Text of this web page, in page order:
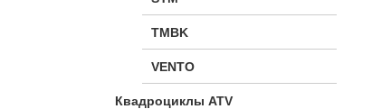
TMBK
VENTO
Квадроциклы ATV